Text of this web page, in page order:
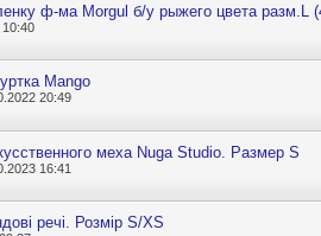
ф-ма Morgul б/у рыжего цвета разм.L
10:40
Mango
20:49
меха Nuga Studio. Размер S
16:41
речі. Розмір S/XS